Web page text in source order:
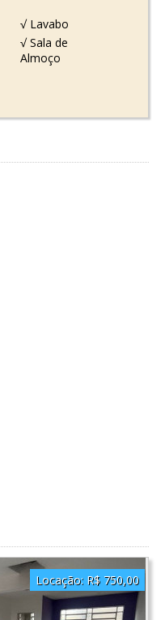
√ Lavabo
√ Sala de
Almoço
Locação: R$ 750,00